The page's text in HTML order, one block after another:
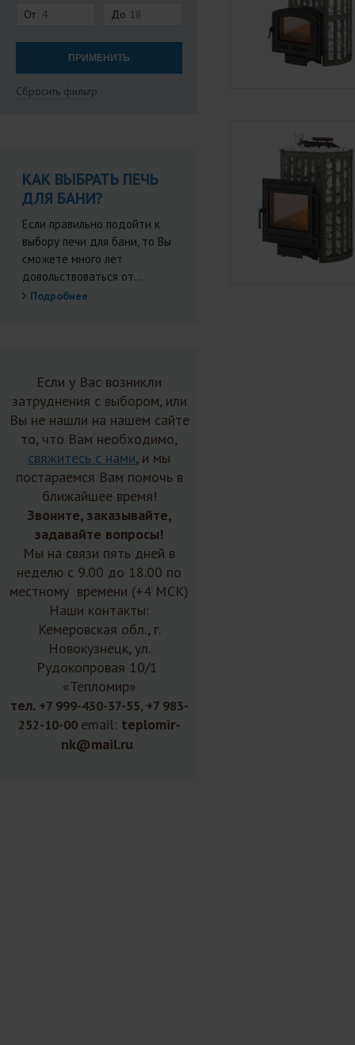
От До
Сбросить фильтр
КАК ВЫБРАТЬ ПЕЧЬ
ДЛЯ БАНИ?
Если правильно подойти к
выбору печи для бани, то Вы
сможете много лет
довольствоваться от...
Подробнее
Если у Вас возникли
затруднения с выбором, или
Вы не нашли на нашем сайте
то, что Вам необходимо,
свяжитесь с нами, и мы
постараемся Вам помочь в
ближайшее время!
Звоните, заказывайте,
задавайте вопросы!
Мы на связи пять дней в
неделю с 9.00 до 18.00 по
местному времени (+4 МСК)
Наши контакты:
Кемеровская обл., г.
Новокузнецк, ул.
Рудокопровая 10/1
«Тепломир»
тел. +7 999-430-37-55, +7 983-
252-10-00 email: teplomir-
nk@mail.ru